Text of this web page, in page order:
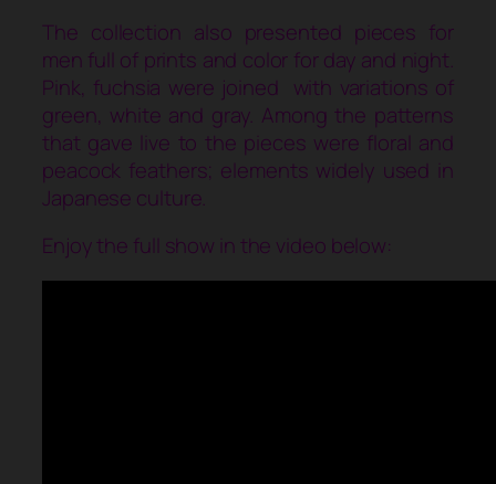
The collection also presented pieces for
men full of prints and color for day and night.
Pink, fuchsia were joined with variations of
green, white and gray. Among the patterns
that gave live to the pieces were floral and
peacock feathers; elements widely used in
Japanese culture.
Enjoy the full show in the video below: